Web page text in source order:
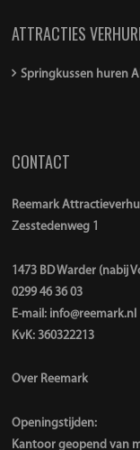
ATTRACTIES
Springkussen huren
CONTACT
Reemark
Zesstedenweg 1
1473 BD Warder (nabij
0299 46 36 03
E-mail: info@reemark.nl
KvK: 360322213
Over Reemark
Openingstijden:
Kantoor geopend van